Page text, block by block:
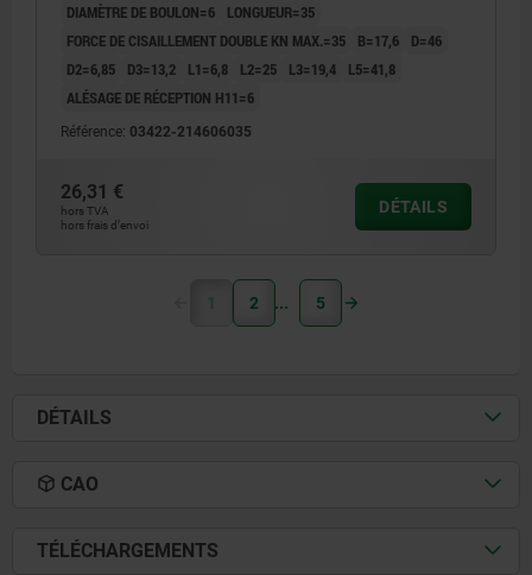
DIAMÈTRE DE BOULON=6
LONGUEUR=35
FORCE DE CISAILLEMENT DOUBLE KN MAX.=35
B=17,6
D=46
D2=6,85
D3=13,2 L1=6,8 L2=25 L3=19,4
L5=41,8
ALÉSAGE DE RÉCEPTION H11=6
Référence: 03422-214606035
26,31 €
hors TVA
hors frais d’envoi
DÉTAILS
1 2 5
DÉTAILS
CAO
TÉLÉCHARGEMENTS